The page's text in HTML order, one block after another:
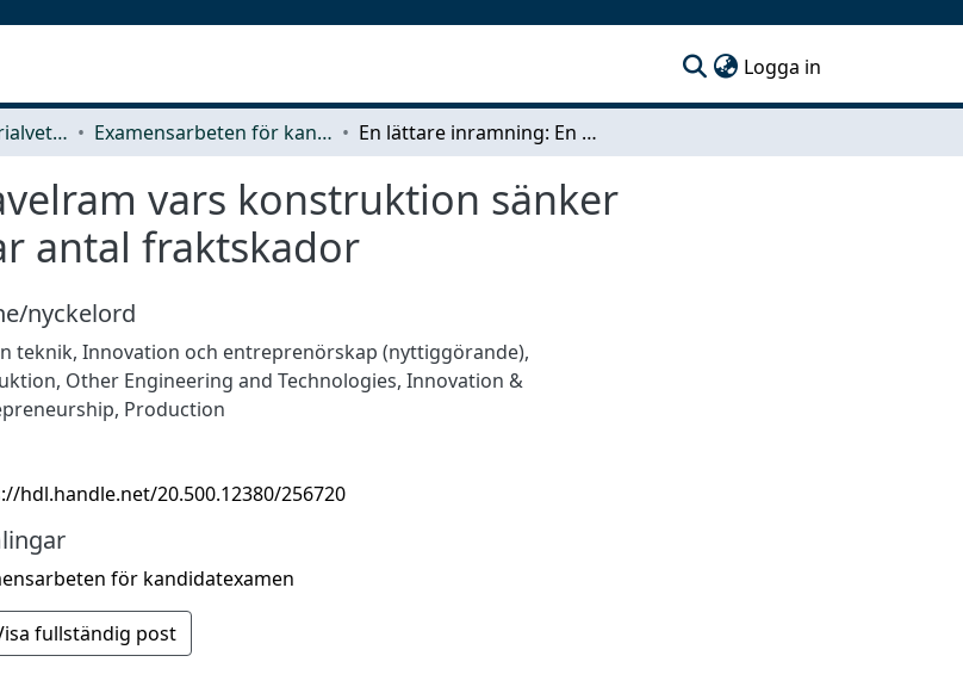
Logga in
Industri- och materialvetenskap (IMS) Examensarbeten för kandidatexamen En lättare inramning: En tavelram vars konstruktion sänker fraktkostnader och minskar antal fraktskador
vars konstruktion sänker
antal fraktskador
nyckelord
teknik, Innovation och entreprenörskap (nyttiggörande),
, Other Engineering and Technologies, Innovation &
, Production
hdl.handle.net/20.500.12380/256720
för kandidatexamen
fullständig post